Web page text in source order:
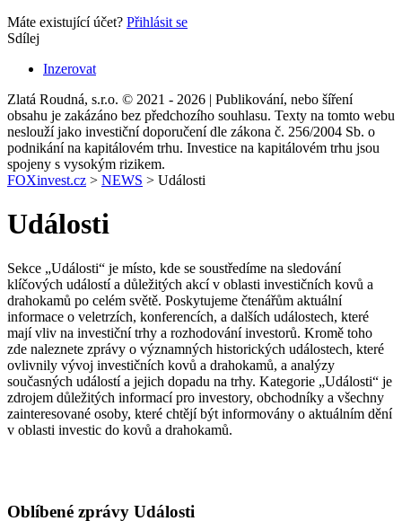
Máte existující účet? Přihlásit se
Sdílej
Inzerovat
Zlatá Roudná, s.r.o. © 2021 - 2026 | Publikování, nebo šíření
obsahu je zakázáno bez předchozího souhlasu. Texty na tomto webu
neslouží jako investiční doporučení dle zákona č. 256/2004 Sb. o
podnikání na kapitálovém trhu. Investice na kapitálovém trhu jsou
spojeny s vysokým rizikem.
FOXinvest.cz > NEWS > Události
Události
Sekce „Události“ je místo, kde se soustředíme na sledování
klíčových událostí a důležitých akcí v oblasti investičních kovů a
drahokamů po celém světě. Poskytujeme čtenářům aktuální
informace o veletrzích, konferencích, a dalších událostech, které
mají vliv na investiční trhy a rozhodování investorů. Kromě toho
zde naleznete zprávy o významných historických událostech, které
ovlivnily vývoj investičních kovů a drahokamů, a analýzy
současných událostí a jejich dopadu na trhy. Kategorie „Události“ je
zdrojem důležitých informací pro investory, obchodníky a všechny
zainteresované osoby, které chtějí být informovány o aktuálním dění
v oblasti investic do kovů a drahokamů.
Oblíbené zprávy Události